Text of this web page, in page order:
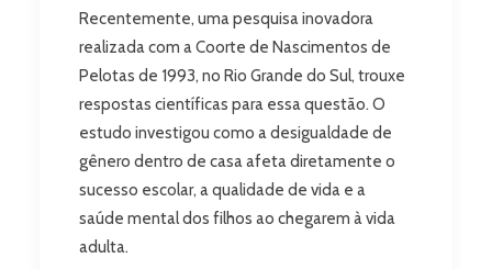
Recentemente, uma pesquisa inovadora
realizada com a Coorte de Nascimentos de
Pelotas de 1993, no Rio Grande do Sul, trouxe
respostas científicas para essa questão. O
estudo investigou como a desigualdade de
gênero dentro de casa afeta diretamente o
sucesso escolar, a qualidade de vida e a
saúde mental dos filhos ao chegarem à vida
adulta.